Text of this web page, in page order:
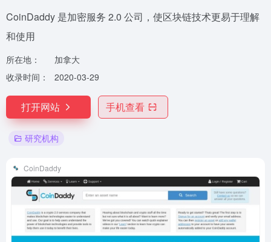
CoinDaddy 是加密服务 2.0 公司，使区块链技术更易于理解
和使用
所在地：
加拿大
收录时间：
2020-03-29
打开网站 手机查看
研究机构
CoinDaddy